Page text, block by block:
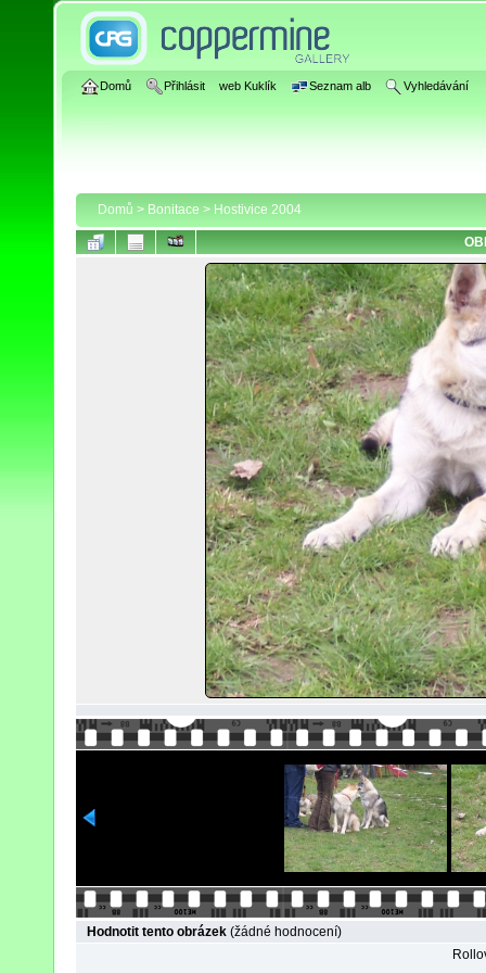
Domů Přihlásit web Kuklík Seznam alb Vyhledávání
Domů > Bonitace > Hostivice 2004
Hodnotit tento obrázek (žádné hodnocení)